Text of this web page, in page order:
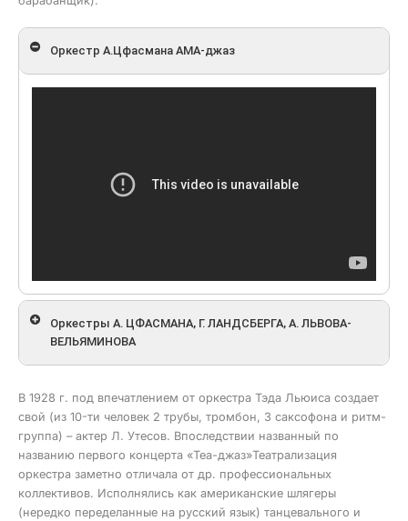
Оркестр А.Цфасмана АМА-джаз
Оркестры А. ЦФАСМАНА, Г. ЛАНДСБЕРГА, А. ЛЬВОВА-
ВЕЛЬЯМИНОВА
В 1928 г. под впечатлением от оркестра Тэда Льюиса создает
свой (из 10-ти человек 2 трубы, тромбон, 3 саксофона и ритм-
группа) – актер Л. Утесов. Впоследствии названный по
названию первого концерта «Теа-джаз»Театрализация
оркестра заметно отличала от др. профессиональных
коллективов. Исполнялись как американские шлягеры
(нередко переделанные на русский язык) танцевального и